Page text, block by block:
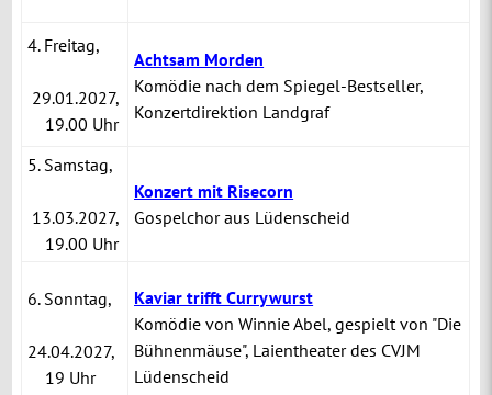
4. Freitag,
29.01.2027,
19.00 Uhr
Achtsam Morden
Komödie nach dem Spiegel-Bestseller,
Konzertdirektion Landgraf
5. Samstag,
13.03.2027,
19.00 Uhr
Konzert mit Risecorn
Gospelchor aus Lüdenscheid
6. Sonntag,
24.04.2027,
19 Uhr
Kaviar trifft Currywurst
Komödie von Winnie Abel, gespielt von "Die
Bühnenmäuse", Laientheater des CVJM
Lüdenscheid